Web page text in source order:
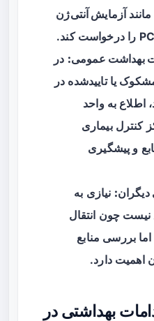
آزمایش آنتی‌ژن
بهداشت عمومی: در
یا تاییدشده در
به واحد
کنترل بیماری
و پیشگیری
دیگران: نیازی به
چون انتقال
بررسی منابع
اهمیت دارد.
بهداشتی در